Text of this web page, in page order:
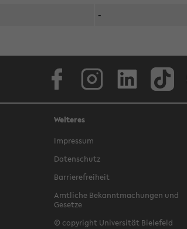
-
Weiteres
Impressum
Datenschutz
Barrierefreiheit
Amtliche Bekanntmachungen und
Gesetze
© copyright Universität Bielefeld